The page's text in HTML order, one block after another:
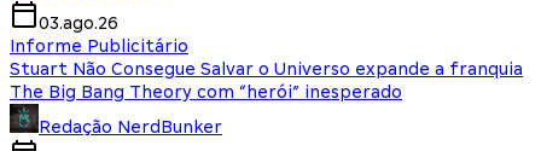
03.ago.26
Informe Publicitário
Stuart Não Consegue Salvar o Universo expande a franquia
The Big Bang Theory com “herói” inesperado
Redação NerdBunker